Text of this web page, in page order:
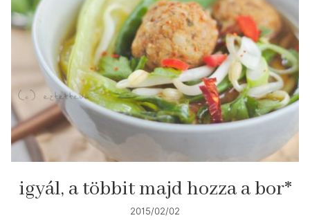
igyál, a többit majd hozza a bor*
2015/02/02